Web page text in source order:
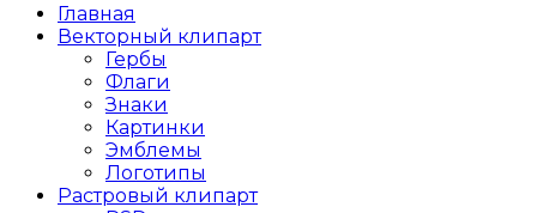
Главная
Векторный клипарт
Гербы
Флаги
Знаки
Картинки
Эмблемы
Логотипы
Растровый клипарт